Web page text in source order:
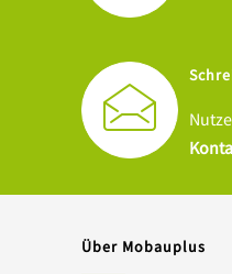
Über Mobauplus